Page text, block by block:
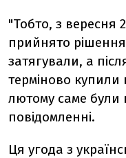
"Тобто, з вересня
прийнято
затягували, а
терміново купили
лютому саме були
повідомленні.
Ця угода з